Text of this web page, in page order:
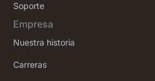
Soporte
Empresa
Nuestra historia
Carreras